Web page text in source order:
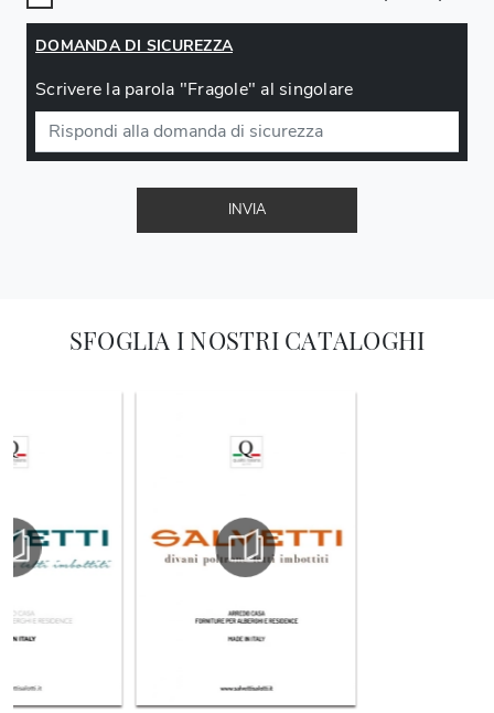
SFOGLIA I NOSTRI CATALOGHI
DOMANDA DI SICUREZZA
Scrivere la parola "Fragole" al singolare
INVIA